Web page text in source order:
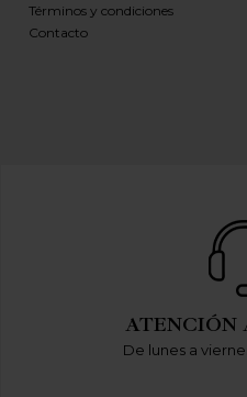
Términos y condiciones
Contacto
ATENCIÓN
De lunes a